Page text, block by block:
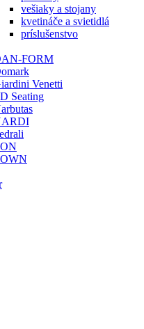
vešiaky a stojany
kvetináče a svietidlá
príslušenstvo
FORM
Venetti
Seating